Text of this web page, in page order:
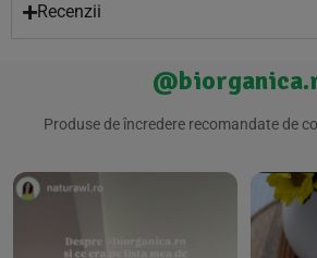
Recenzii
Produse de încredere recomandate de